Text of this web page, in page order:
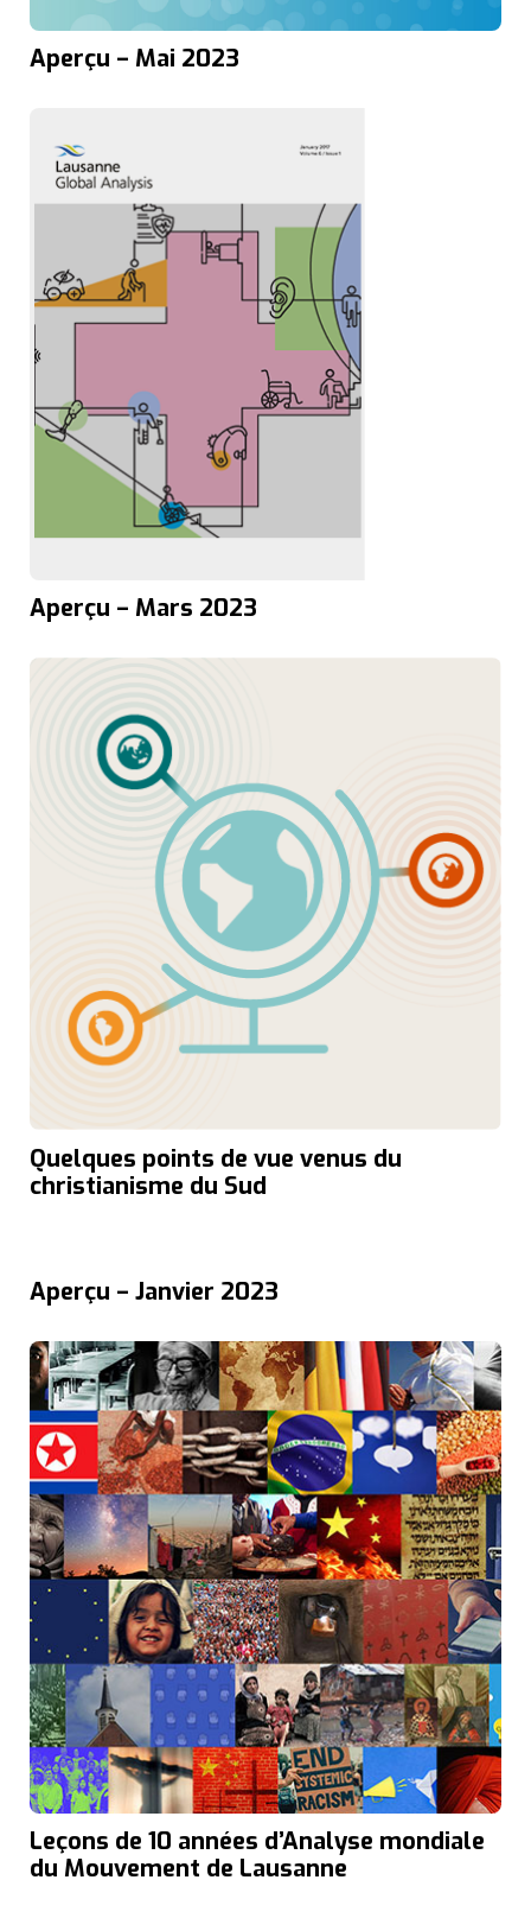
Aperçu – Mai 2023
Aperçu – Mars 2023
Quelques points de vue venus du
christianisme du Sud
Aperçu – Janvier 2023
Leçons de 10 années d’Analyse mondiale
du Mouvement de Lausanne